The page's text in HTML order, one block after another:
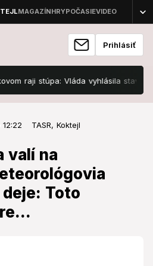
Prihlásiť
stúpa: Vláda vyhlásila stav
TASR, Koktejl
valí na
Toto
o 12:22
na Slovensko!
ukázali, čo sa
dobre...